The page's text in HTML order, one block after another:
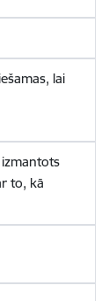
lai
to, kā